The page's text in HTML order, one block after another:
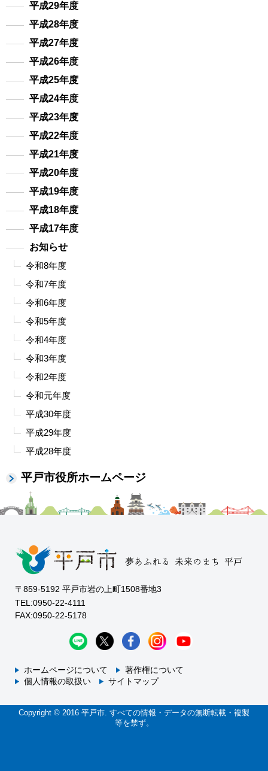
平成29年度
平成28年度
平成27年度
平成26年度
平成25年度
平成24年度
平成23年度
平成22年度
平成21年度
平成20年度
平成19年度
平成18年度
平成17年度
お知らせ
令和8年度
令和7年度
令和6年度
令和5年度
令和4年度
令和3年度
令和2年度
令和元年度
平成30年度
平成29年度
平成28年度
平戸市役所ホームページ
〒859-5192 平戸市岩の上町1508番地3
TEL:0950-22-4111
FAX:0950-22-5178
ホームページについて
著作権について
個人情報の取扱い
サイトマップ
Copyright © 2016 平戸市. すべての情報・データの無断転載・複製
等を禁ず。